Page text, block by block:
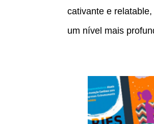
cativante e
um nível mais